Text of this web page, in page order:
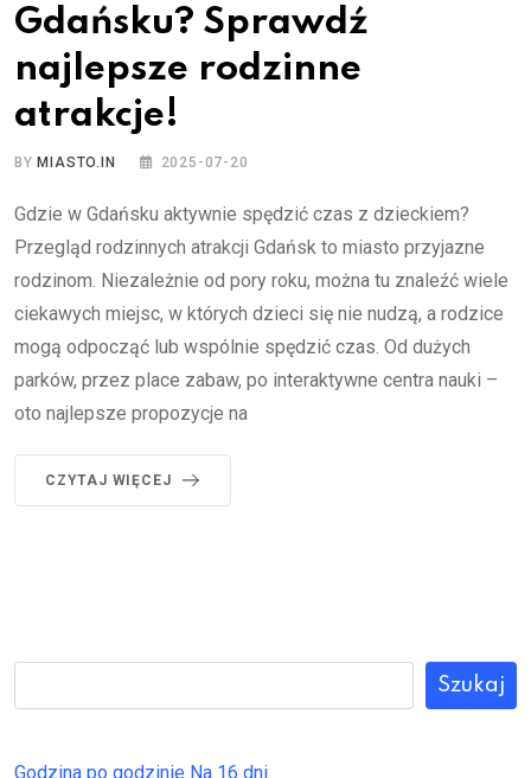
Gdańsku? Sprawdź
najlepsze rodzinne
atrakcje!
BYMIASTO.IN 2025-07-20
Gdzie w Gdańsku aktywnie spędzić czas z dzieckiem?
Przegląd rodzinnych atrakcji Gdańsk to miasto przyjazne
rodzinom. Niezależnie od pory roku, można tu znaleźć wiele
ciekawych miejsc, w których dzieci się nie nudzą, a rodzice
mogą odpocząć lub wspólnie spędzić czas. Od dużych
parków, przez place zabaw, po interaktywne centra nauki –
oto najlepsze propozycje na
CZYTAJ WIĘCEJ
Szukaj
Godzina po godzinie Na 16 dni